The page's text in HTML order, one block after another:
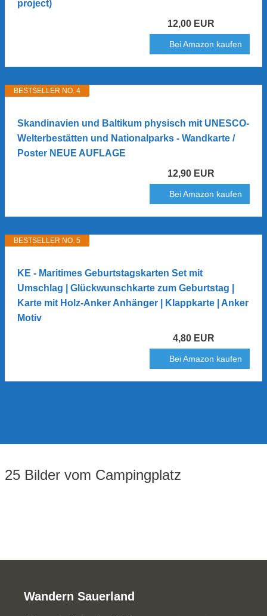
project)
12,00 EUR
Bei Amazon kaufen
BESTSELLER NO. 4
Skandinavien und Baltikum physisch mit UNESCO-
Welterbestätten und Nationalparks - Wandkarte /
Poster NEUE AUFLAGE
12,90 EUR
Bei Amazon kaufen
BESTSELLER NO. 5
KE - Maritimes Geburtstagskarten Set mit
Umschlag | Glückwunschkarte zum Geburtstag |
Karte mit Holz-Anker Anhänger | Klappkarte | Anker
Motiv
4,80 EUR
Bei Amazon kaufen
25 Bilder vom Campingplatz
Wandern Sauerland